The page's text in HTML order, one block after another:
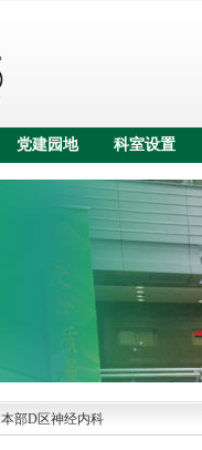
党建园地 科室设置
本部D区神经内科